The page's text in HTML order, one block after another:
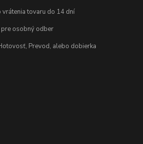
vrátenia tovaru do 14 dní
osobný odber
Prevod, alebo dobierka